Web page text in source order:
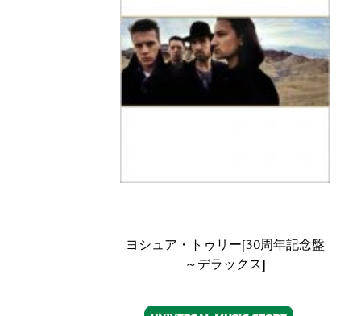
ヨシュア・トゥリー[30周年記念盤
～デラックス]